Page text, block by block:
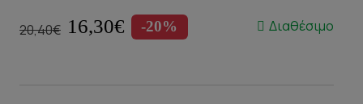
20,40€ 16,30€ -20% Διαθέσιμο